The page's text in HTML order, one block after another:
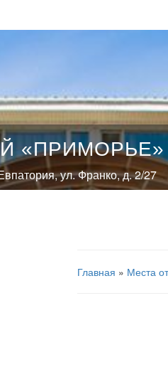
«ПРИМОРЬЕ»
ул. Франко, д. 2/27
Главная » Места